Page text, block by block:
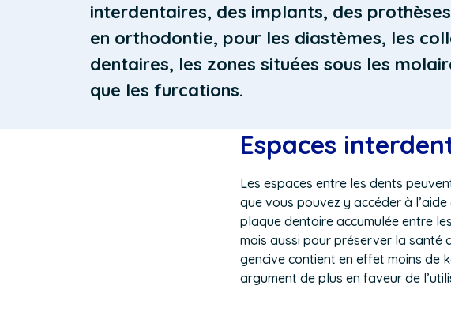
interdentaires, des implants, des
en orthodontie, pour les diastèmes, les
dentaires, les zones situées sous les
que les furcations.
Espaces
Les espaces entre les dents
que vous pouvez y accéder à l’aide
plaque dentaire accumulée entre
mais aussi pour préserver la santé
gencive contient en effet moins de
argument de plus en faveur de